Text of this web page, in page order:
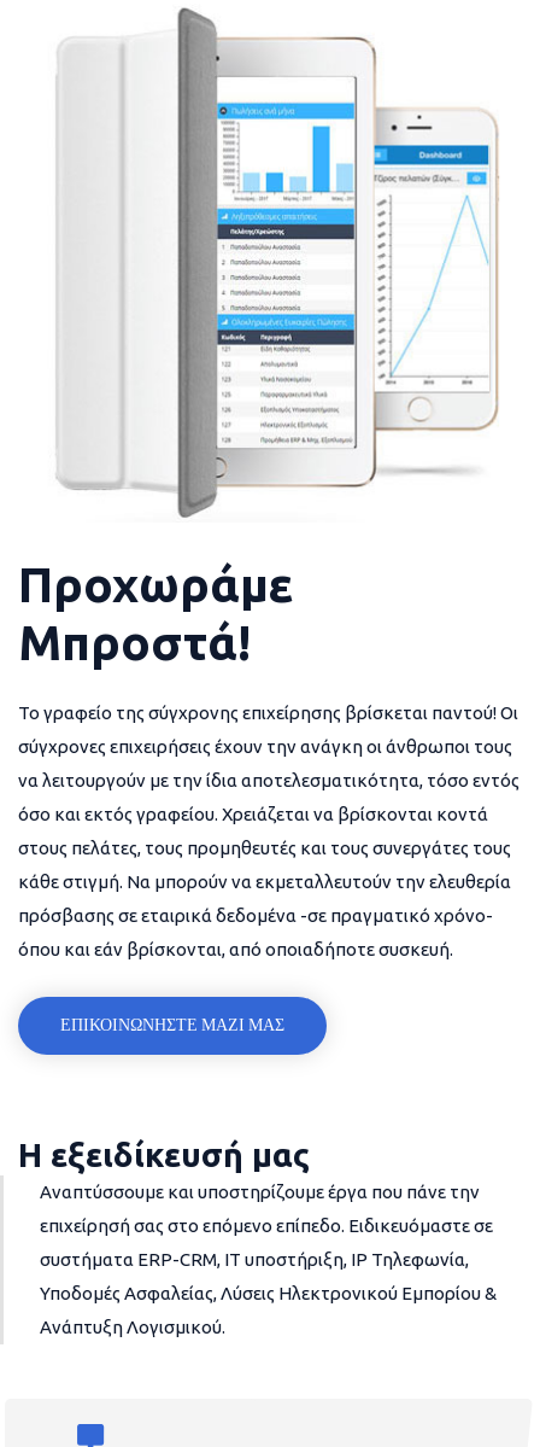
Προχωράμε
Μπροστά!
Το γραφείο της σύγχρονης επιχείρησης βρίσκεται παντού! Οι
σύγχρονες επιχειρήσεις έχουν την ανάγκη οι άνθρωποι τους
να λειτουργούν με την ίδια αποτελεσματικότητα, τόσο εντός
όσο και εκτός γραφείου. Χρειάζεται να βρίσκονται κοντά
στους πελάτες, τους προμηθευτές και τους συνεργάτες τους
κάθε στιγμή. Να μπορούν να εκμεταλλευτούν την ελευθερία
πρόσβασης σε εταιρικά δεδομένα -σε πραγματικό χρόνο-
όπου και εάν βρίσκονται, από οποιαδήποτε συσκευή.
ΕΠΙΚΟΙΝΩΝΗΣΤΕ ΜΑΖΙ ΜΑΣ
Η εξειδίκευσή μας
Αναπτύσσουμε και υποστηρίζουμε έργα που πάνε την
επιχείρησή σας στο επόμενο επίπεδο. Ειδικευόμαστε σε
συστήματα ERP-CRM, IT υποστήριξη, IP Τηλεφωνία,
Υποδομές Ασφαλείας, Λύσεις Ηλεκτρονικού Εμπορίου &
Ανάπτυξη Λογισμικού.